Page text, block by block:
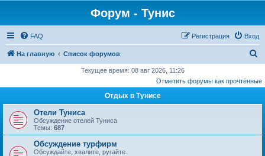
Форум - Тунис
FAQ Вход
Регистрация
На главную Список форумов
и
Текущее время: 08 авг 2026, 11:26
Отметить форумы как прочтённые
Отдых в Тунисе
Отели Туниса
Обсуждение отелей Туниса
Темы: 687
Обсуждение турфирм
Обсуждайте, хвалите, ругайте.